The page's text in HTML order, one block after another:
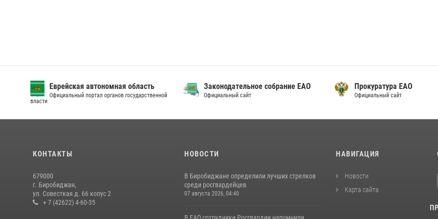
Еврейская автономная область
Официальный портал органов государственной
власти
Законодательное собрание ЕАО
Официальный сайт
Прокуратура ЕАО
Официальный сайт
КОНТАКТЫ
679000
г. Биробиджан,
ул. Совесткая д. 66 копус 2
+ 7 (42622) 4-60-35
НОВОСТИ
В Биробиджане определили лучших стрелков
среди росгвардейцев
07 августа 2026, 04:40
НАВИГАЦИЯ
Новости
Карта сайта